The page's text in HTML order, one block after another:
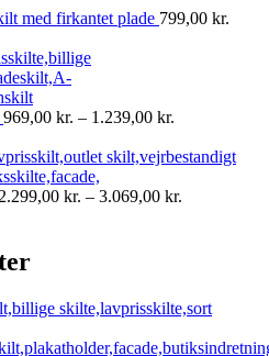
med firkantet plade 799,00 kr.
969,00 kr. – 1.239,00 kr.
til
2.299,00 kr. – 3.069,00 kr.